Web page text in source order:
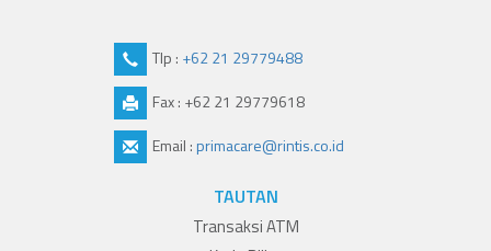
Tlp : +62 21 29779488
Fax : +62 21 29779618
Email :primacare@rintis.co.id
TAUTAN
Transaksi ATM